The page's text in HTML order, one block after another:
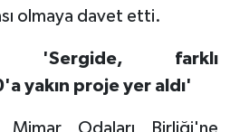
olmaya davet etti.
'Sergide, farklı
yakın proje yer aldı'